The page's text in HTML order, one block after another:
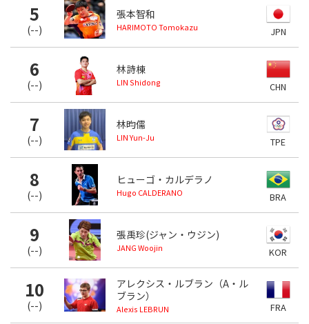
5
(--)
張本智和
HARIMOTO Tomokazu JPN
6
(--)
林詩棟
LIN Shidong CHN
7
(--)
林昀儒
LIN Yun-Ju TPE
8
(--)
ヒューゴ・カルデラノ
Hugo CALDERANO BRA
9
(--)
張禹珍(ジャン・ウジン)
JANG Woojin KOR
10
(--)
アレクシス・ルブラン（A・ル
ブラン）
Alexis LEBRUN FRA